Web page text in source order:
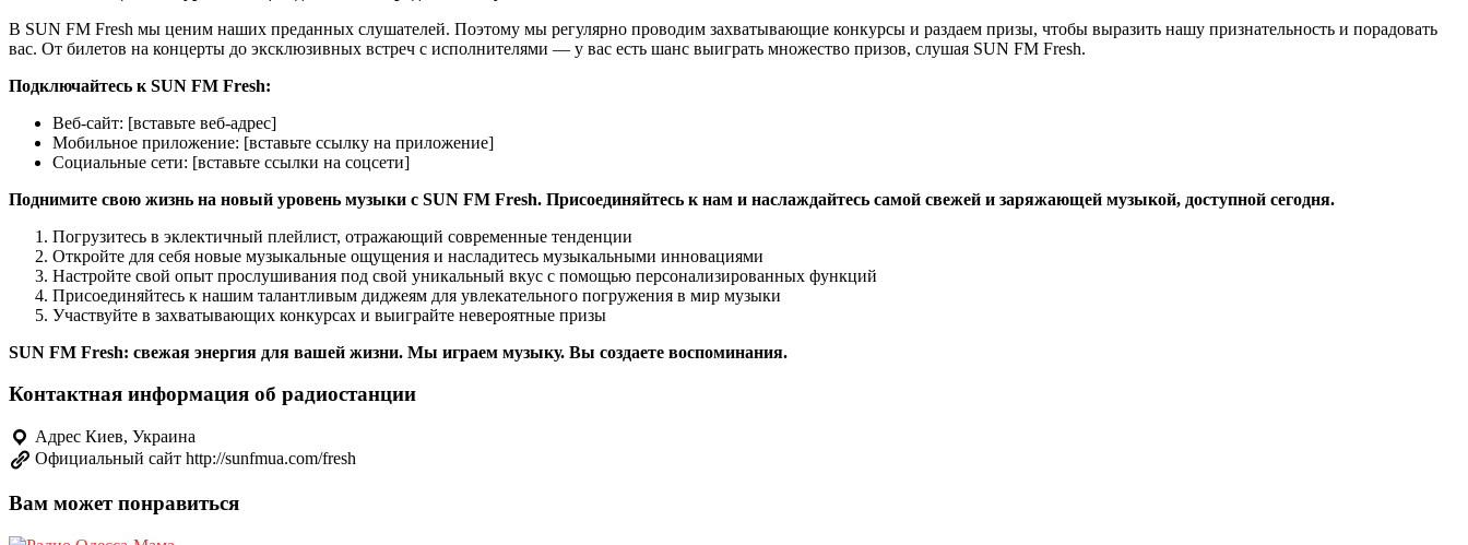
В SUN FM Fresh мы ценим наших преданных слушателей. Поэтому мы регулярно проводим захватывающие конкурсы и раздаем призы, чтобы выразить нашу признательность и порадовать
вас. От билетов на концерты до эксклюзивных встреч с исполнителями — у вас есть шанс выиграть множество призов, слушая SUN FM Fresh.
Подключайтесь к SUN FM Fresh:
Веб-сайт: [вставьте веб-адрес]
Мобильное приложение: [вставьте ссылку на приложение]
Социальные сети: [вставьте ссылки на соцсети]
Поднимите свою жизнь на новый уровень музыки с SUN FM Fresh. Присоединяйтесь к нам и наслаждайтесь самой свежей и заряжающей музыкой, доступной сегодня.
Погрузитесь в эклектичный плейлист, отражающий современные тенденции
Откройте для себя новые музыкальные ощущения и насладитесь музыкальными инновациями
Настройте свой опыт прослушивания под свой уникальный вкус с помощью персонализированных функций
Присоединяйтесь к нашим талантливым диджеям для увлекательного погружения в мир музыки
Участвуйте в захватывающих конкурсах и выиграйте невероятные призы
SUN FM Fresh: свежая энергия для вашей жизни. Мы играем музыку. Вы создаете воспоминания.
Контактная информация об радиостанции
Адрес Киев, Украина
Официальный сайт http://sunfmua.com/fresh
Вам может понравиться